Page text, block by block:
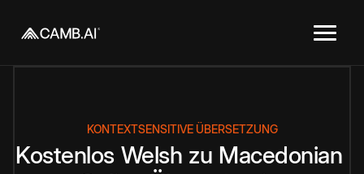
KONTEXTSENSITIVE ÜBERSETZUNG
Kostenlos Welsh zu Macedonian